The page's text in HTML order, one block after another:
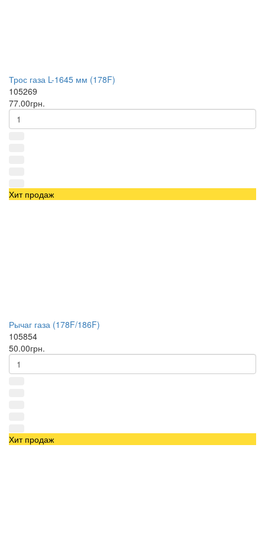
Трос газа L-1645 мм (178F)
105269
77.00грн.
Хит продаж
Рычаг газа (178F/186F)
105854
50.00грн.
Хит продаж